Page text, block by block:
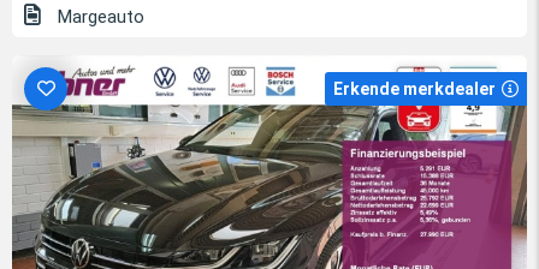
Margeauto
Erkende merkdealer